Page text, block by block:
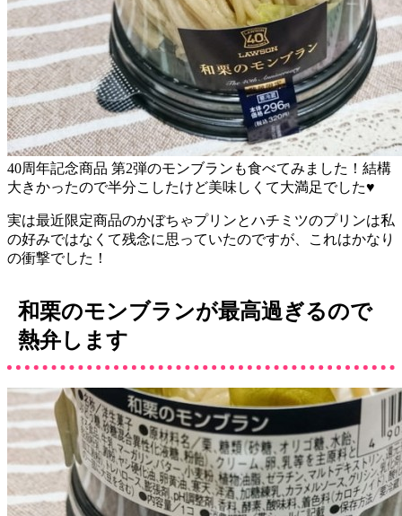
40周年記念商品 第2弾のモンブランも食べてみました！結構
大きかったので半分こしたけど美味しくて大満足でした♥
実は最近限定商品のかぼちゃプリンとハチミツのプリンは私
の好みではなくて残念に思っていたのですが、これはかなり
の衝撃でした！
和栗のモンブランが最高過ぎるので
熱弁します